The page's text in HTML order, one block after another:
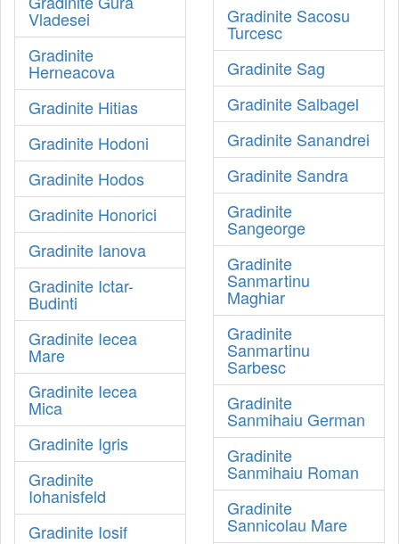
Vladesei
Gradinite
Herneacova
Gradinite Hitias
Gradinite Hodoni
Gradinite Hodos
Gradinite Honorici
Gradinite Ianova
Gradinite Ictar-
Budinti
Gradinite Iecea
Mare
Gradinite Iecea
Mica
Gradinite Igris
Gradinite
Iohanisfeld
Gradinite Iosif
Gradinite Sacosu
Turcesc
Gradinite Sag
Gradinite Salbagel
Gradinite Sanandrei
Gradinite Sandra
Gradinite
Sangeorge
Gradinite
Sanmartinu
Maghiar
Gradinite
Sanmartinu
Sarbesc
Gradinite
Sanmihaiu German
Gradinite
Sanmihaiu Roman
Gradinite
Sannicolau Mare